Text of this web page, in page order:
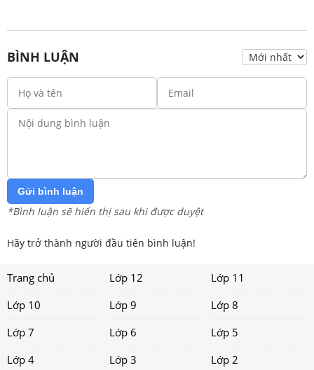
BÌNH LUẬN
Gửi bình luận
*Bình luận sẽ hiển thị sau khi được duyệt
Hãy trở thành người đầu tiên bình luận!
Trang chủ Lớp 12
Lớp 11
Lớp 10
Lớp 9
Lớp 8
Lớp 7
Lớp 6
Lớp 5
Lớp 4
Lớp 3 Lớp 2